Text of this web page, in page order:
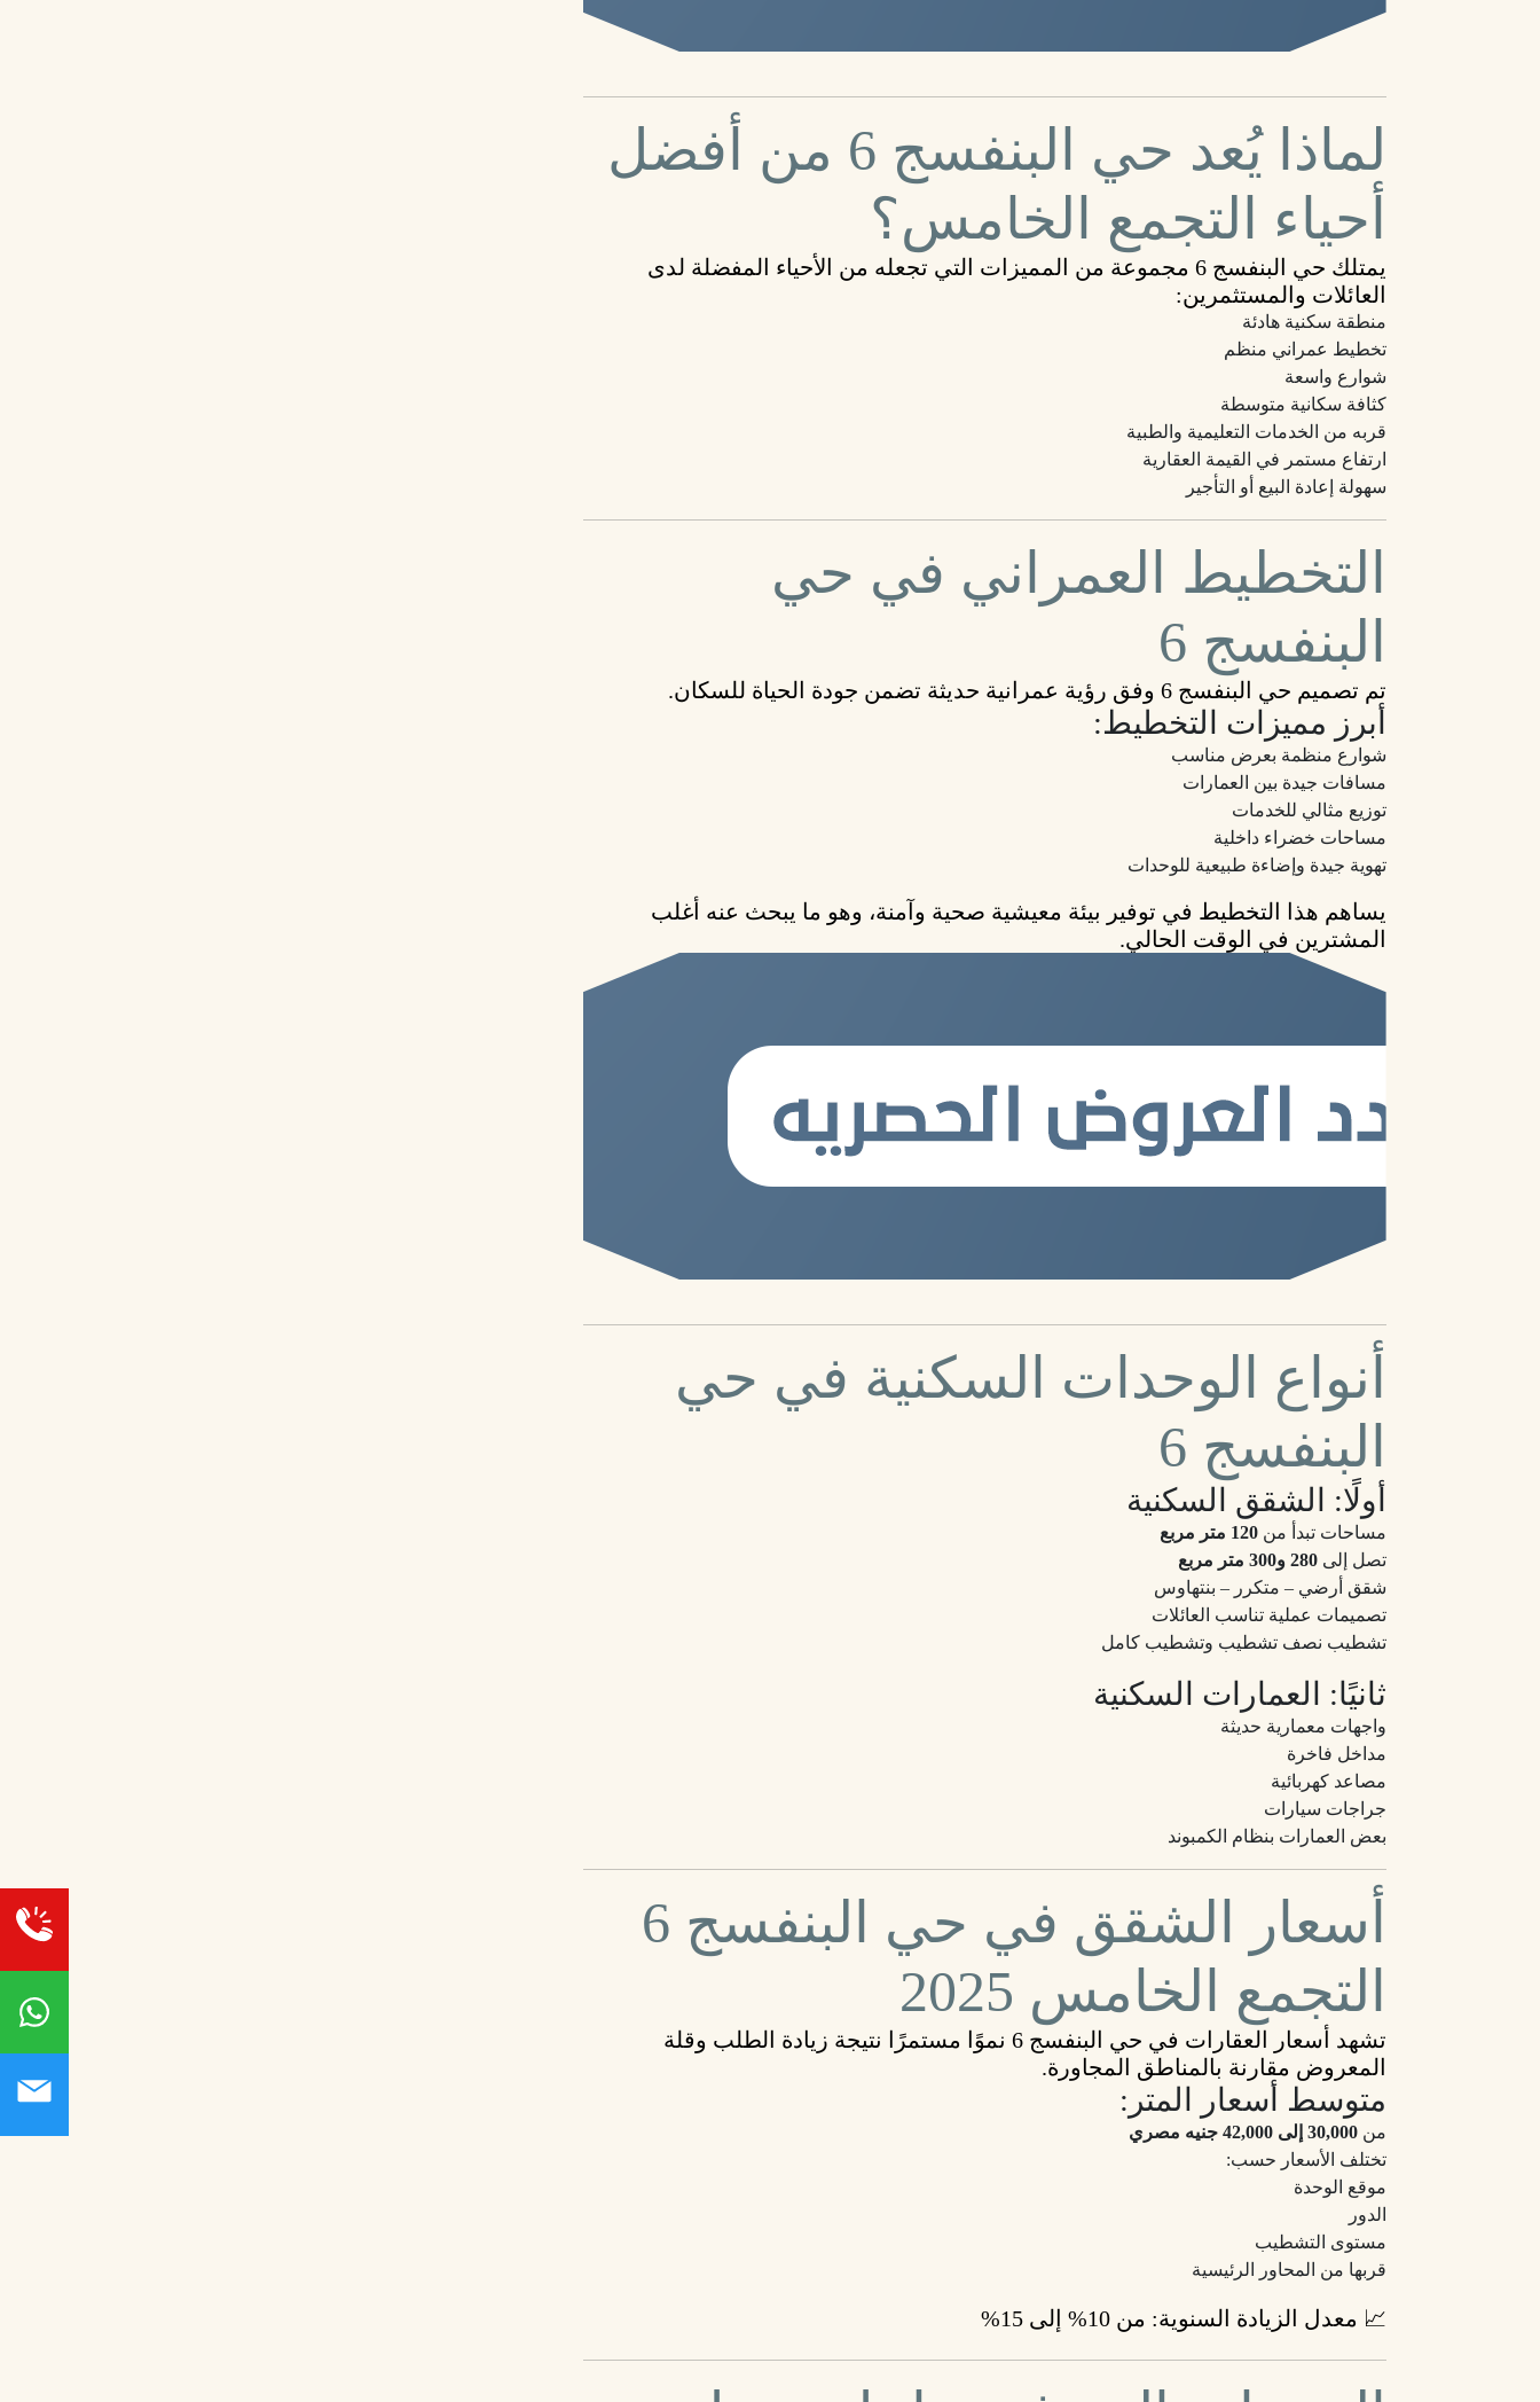
لماذا يُعد حي البنفسج 6 من أفضل
أحياء التجمع الخامس؟
يمتلك حي البنفسج 6 مجموعة من المميزات التي تجعله من الأحياء المفضلة لدى
العائلات والمستثمرين:
منطقة سكنية هادئة
تخطيط عمراني منظم
شوارع واسعة
كثافة سكانية متوسطة
قربه من الخدمات التعليمية والطبية
ارتفاع مستمر في القيمة العقارية
سهولة إعادة البيع أو التأجير
التخطيط العمراني في حي
البنفسج 6
تم تصميم حي البنفسج 6 وفق رؤية عمرانية حديثة تضمن جودة الحياة للسكان.
أبرز مميزات التخطيط:
شوارع منظمة بعرض مناسب
مسافات جيدة بين العمارات
توزيع مثالي للخدمات
مساحات خضراء داخلية
تهوية جيدة وإضاءة طبيعية للوحدات
يساهم هذا التخطيط في توفير بيئة معيشية صحية وآمنة، وهو ما يبحث عنه أغلب
المشترين في الوقت الحالي.
أنواع الوحدات السكنية في حي
البنفسج 6
أولًا: الشقق السكنية
مساحات تبدأ من120 متر مربع
تصل إلى280 و300 متر مربع
شقق أرضي – متكرر – بنتهاوس
تصميمات عملية تناسب العائلات
تشطيب نصف تشطيب وتشطيب كامل
ثانيًا: العمارات السكنية
واجهات معمارية حديثة
مداخل فاخرة
مصاعد كهربائية
جراجات سيارات
بعض العمارات بنظام الكمبوند
أسعار الشقق في حي البنفسج 6
التجمع الخامس 2025
تشهد أسعار العقارات في حي البنفسج 6 نموًا مستمرًا نتيجة زيادة الطلب وقلة
المعروض مقارنة بالمناطق المجاورة.
متوسط أسعار المتر:
من30,000 إلى 42,000 جنيه مصري
تختلف الأسعار حسب:
موقع الوحدة
الدور
مستوى التشطيب
قربها من المحاور الرئيسية
📈 معدل الزيادة السنوية: من 10% إلى 15%